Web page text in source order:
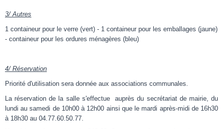
3/ Autres
1 containeur pour le verre (vert) - 1 containeur pour les emballages (jaune)
- containeur pour les ordures ménagères (bleu)
4/ Réservation
Priorité d'utilisation sera donnée aux associations communales.
La réservation de la salle s'effectue auprès du secrétariat de mairie, du
lundi au samedi de 10h00 à 12h00 ainsi que le mardi après-midi de 16h30
à 18h30 au 04.77.60.50.77.